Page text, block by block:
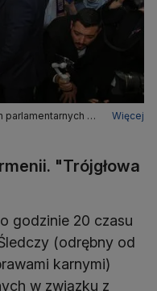
parlamentarnych w
Więcej
"Trójgłowa
godzinie 20 czasu
(odrębny od
karnymi)
w związku z